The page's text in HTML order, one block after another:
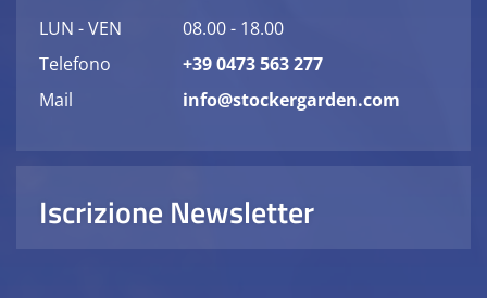
LUN - VEN
08.00 - 18.00
Telefono
+39 0473 563 277
Mail
info@stockergarden.com
Iscrizione Newsletter